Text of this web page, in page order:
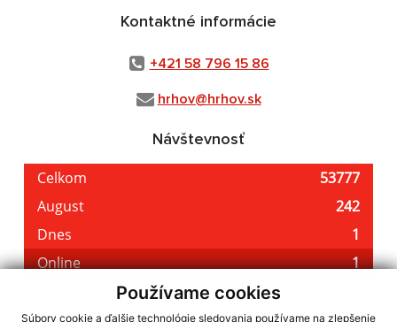
Používame cookies
Súbory cookie a ďalšie technológie sledovania používame na zlepšenie
Kontaktné informácie
+421 58 796 15 86
hrhov@hrhov.sk
Návštevnosť